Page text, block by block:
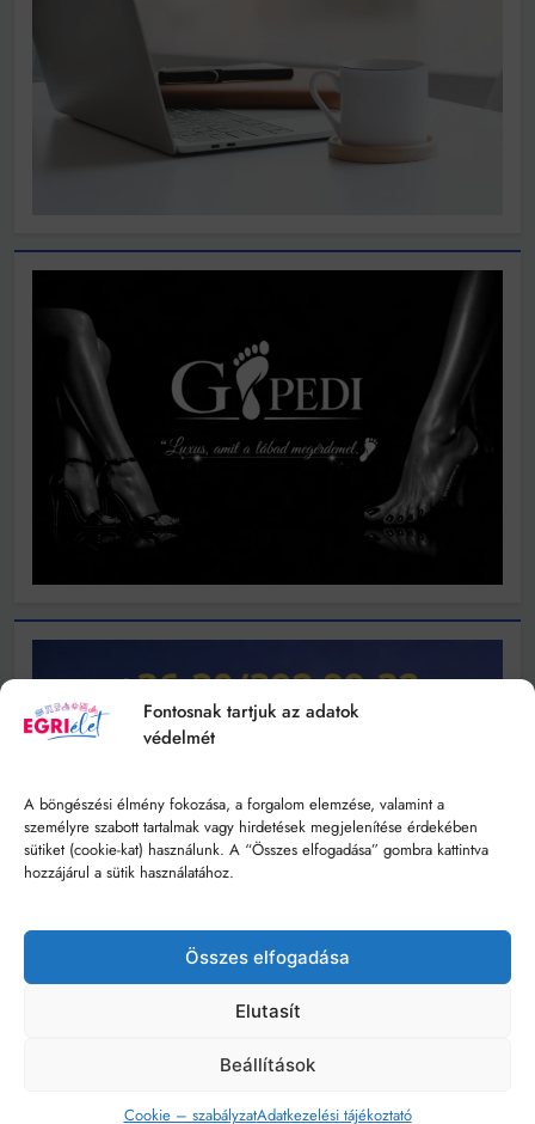
Fontosnak tartjuk az adatok
védelmét
A böngészési élmény fokozása, a forgalom elemzése, valamint a
személyre szabott tartalmak vagy hirdetések megjelenítése érdekében
sütiket (cookie-kat) használunk. A “Összes elfogadása” gombra kattintva
hozzájárul a sütik használatához.
Összes elfogadása
Elutasít
Beállítások
Cookie – szabályzatAdatkezelési tájékoztató